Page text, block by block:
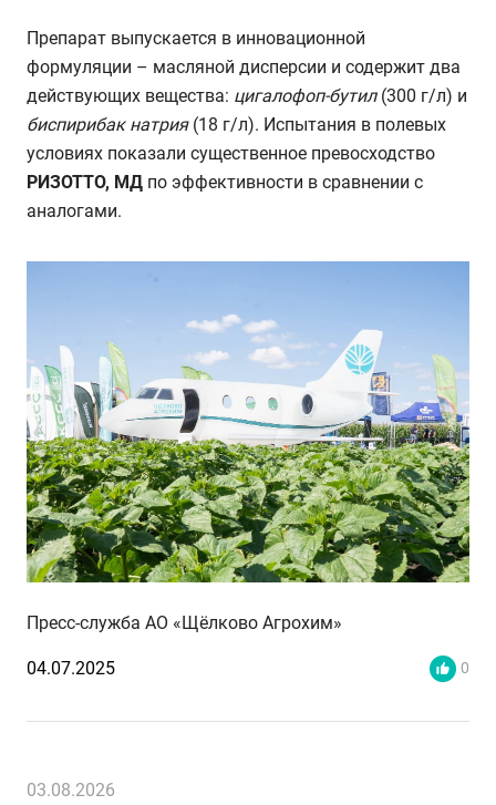
Препарат выпускается в инновационной
формуляции – масляной дисперсии и содержит два
действующих вещества: цигалофоп-бутил(300 г/л) и
биспирибак натрия(18 г/л). Испытания в полевых
условиях показали существенное превосходство
РИЗОТТО, МД по эффективности в сравнении с
аналогами.
Пресс-служба АО «Щёлково Агрохим»
04.07.2025 0
03.08.2026